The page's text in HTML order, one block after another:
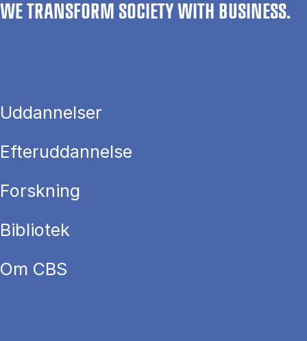
WE TRANSFORM SOCIETY WITH BUSINESS.
Uddannelser
Efteruddannelse
Forskning
Bibliotek
Om CBS